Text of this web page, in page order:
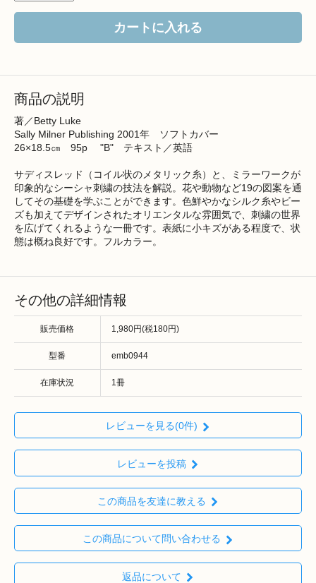
カートに入れる
商品の説明
著／Betty Luke
Sally Milner Publishing 2001年 ソフトカバー
26×18.5㎝ 95p "B" テキスト／英語
サディスレッド（コイル状のメタリック糸）と、ミラーワークが
印象的なシーシャ刺繍の技法を解説。花や動物など19の図案を通
してその基礎を学ぶことができます。色鮮やかなシルク糸やビー
ズも加えてデザインされたオリエンタルな雰囲気で、刺繍の世界
を広げてくれるような一冊です。表紙に小キズがある程度で、状
態は概ね良好です。フルカラー。
その他の詳細情報
販売価格 1,980円(税180円)
型番 emb0944
在庫状況 1冊
レビューを見る(0件)
レビューを投稿
この商品を友達に教える
この商品について問い合わせる
返品について